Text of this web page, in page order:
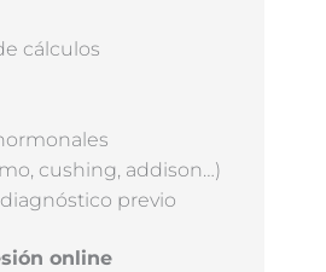
cálculos
cushing, addison…)
previo
online